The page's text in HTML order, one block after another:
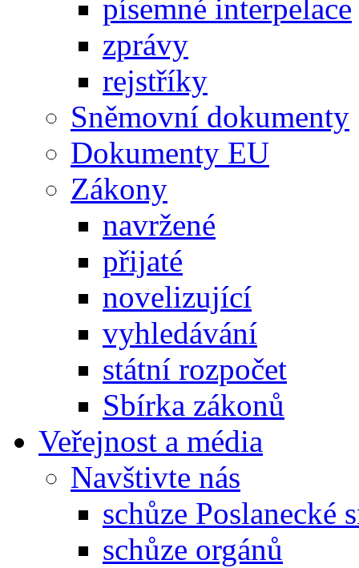
písemné interpelace
zprávy
rejstříky
Sněmovní dokumenty
Dokumenty EU
Zákony
navržené
přijaté
novelizující
vyhledávání
státní rozpočet
Sbírka zákonů
Veřejnost a média
Navštivte nás
schůze Poslanecké
schůze orgánů